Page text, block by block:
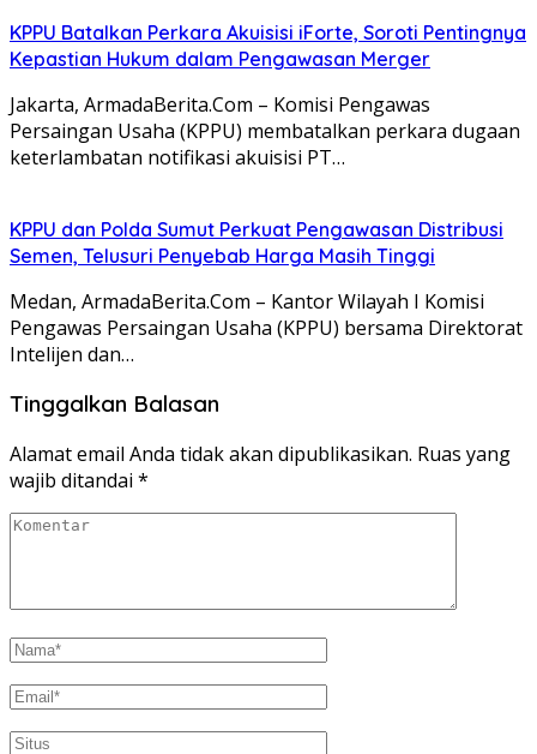
KPPU Batalkan Perkara Akuisisi iForte, Soroti Pentingnya
Kepastian Hukum dalam Pengawasan Merger
Jakarta, ArmadaBerita.Com – Komisi Pengawas
Persaingan Usaha (KPPU) membatalkan perkara dugaan
keterlambatan notifikasi akuisisi PT…
KPPU dan Polda Sumut Perkuat Pengawasan Distribusi
Semen, Telusuri Penyebab Harga Masih Tinggi
Medan, ArmadaBerita.Com – Kantor Wilayah I Komisi
Pengawas Persaingan Usaha (KPPU) bersama Direktorat
Intelijen dan…
Tinggalkan Balasan
Alamat email Anda tidak akan dipublikasikan. Ruas yang
wajib ditandai *